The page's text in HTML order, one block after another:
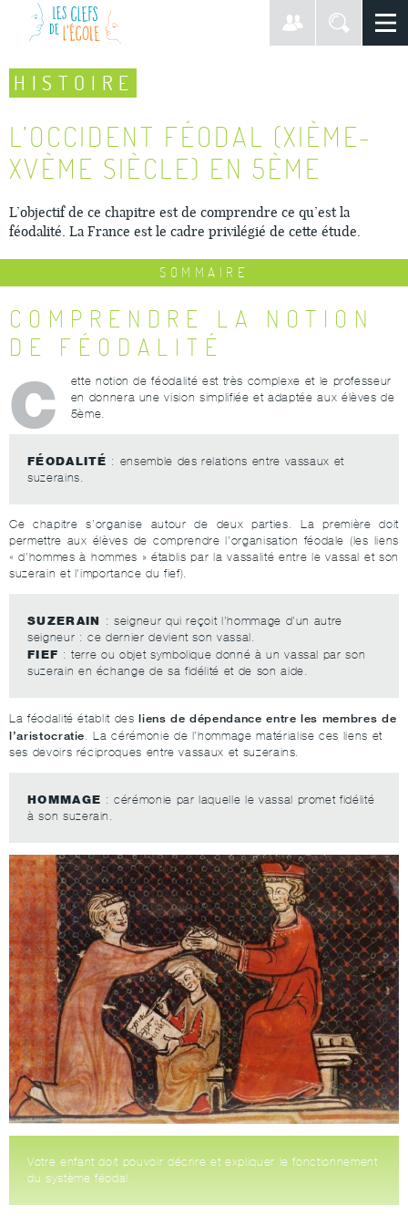
HISTOIRE
L’OCCIDENT FÉODAL (XIÈME-
XVÈME SIÈCLE) EN 5ÈME
L’objectif de ce chapitre est de comprendre ce qu’est la
féodalité. La France est le cadre privilégié de cette étude.
SOMMAIRE
COMPRENDRE LA NOTION
DE FÉODALITÉ
C
ette notion de féodalité est très complexe et le professeur
en donnera une vision simplifiée et adaptée aux élèves de
5ème.
FÉODALITÉ : ensemble des relations entre vassaux et
suzerains.
Ce chapitre s’organise autour de deux parties. La première doit
permettre aux élèves de comprendre l’organisation féodale (les liens
« d’hommes à hommes » établis par la vassalité entre le vassal et son
suzerain et l’importance du fief).
SUZERAIN : seigneur qui reçoit l’hommage d’un autre
seigneur : ce dernier devient son vassal.
FIEF : terre ou objet symbolique donné à un vassal par son
suzerain en échange de sa fidélité et de son aide.
La féodalité établit desliens de dépendance entre les membres de
l’aristocratie. La cérémonie de l’hommage matérialise ces liens et
ses devoirs réciproques entre vassaux et suzerains.
HOMMAGE : cérémonie par laquelle le vassal promet fidélité
à son suzerain.
Votre enfant doit pouvoir décrire et expliquer le fonctionnement
du système féodal.